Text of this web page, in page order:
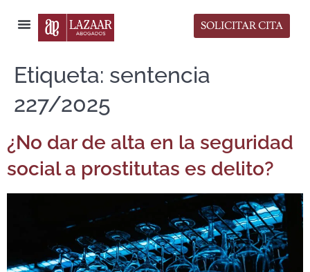
SOLICITAR CITA
Etiqueta: sentencia
227/2025
¿No dar de alta en la seguridad
social a prostitutas es delito?